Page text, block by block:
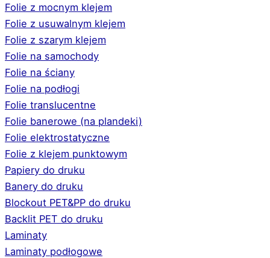
Folie z mocnym klejem
Folie z usuwalnym klejem
Folie z szarym klejem
Folie na samochody
Folie na ściany
Folie na podłogi
Folie translucentne
Folie banerowe (na plandeki)
Folie elektrostatyczne
Folie z klejem punktowym
Papiery do druku
Banery do druku
Blockout PET&PP do druku
Backlit PET do druku
Laminaty
Laminaty podłogowe